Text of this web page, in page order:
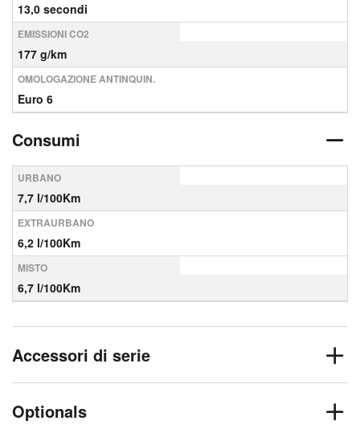
13,0 secondi
EMISSIONI CO2
177 g/km
OMOLOGAZIONE ANTINQUIN.
Euro 6
Consumi
URBANO
7,7 l/100Km
EXTRAURBANO
6,2 l/100Km
MISTO
6,7 l/100Km
Accessori di serie
Optionals